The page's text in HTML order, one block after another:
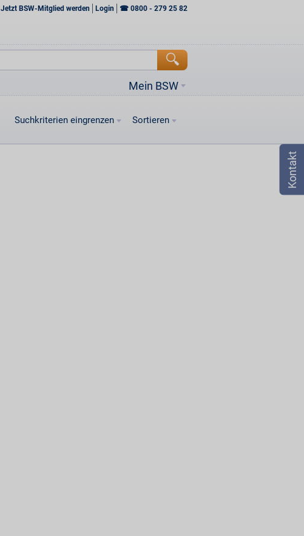
Jetzt BSW-Mitglied werden Login ☎ 0800 - 279 25 82
Mein BSW
Suchkriterien eingrenzen Sortieren